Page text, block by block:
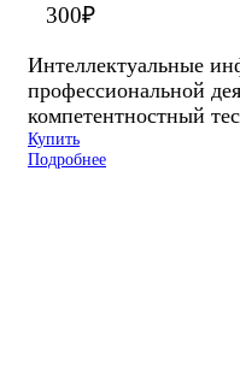
300₽
Интеллектуальные
профессиональной
компетентностный
Купить
Подробнее